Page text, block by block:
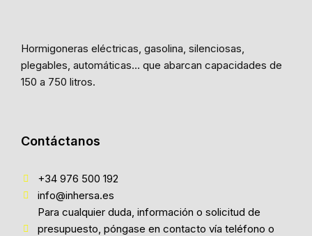
Hormigoneras eléctricas, gasolina, silenciosas,
plegables, automáticas… que abarcan capacidades de
150 a 750 litros.
Contáctanos
+34 976 500 192
info@inhersa.es
Para cualquier duda, información o solicitud de
presupuesto, póngase en contacto vía teléfono o